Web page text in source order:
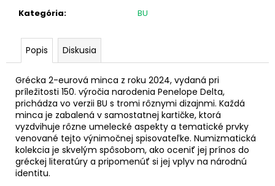
Kategória: BU
Popis Diskusia
Grécka 2-eurová minca z roku 2024, vydaná pri
príležitosti 150. výročia narodenia Penelope Delta,
prichádza vo verzii BU s tromi rôznymi dizajnmi. Každá
minca je zabalená v samostatnej kartičke, ktorá
vyzdvihuje rôzne umelecké aspekty a tematické prvky
venované tejto výnimočnej spisovateľke. Numizmatická
kolekcia je skvelým spôsobom, ako oceniť jej prínos do
gréckej literatúry a pripomenúť si jej vplyv na národnú
identitu.
ú
e
2
EURO
FRANCÚZSKO
2026
-
NÁMORNÍCTVO
(FDC)
€3,10